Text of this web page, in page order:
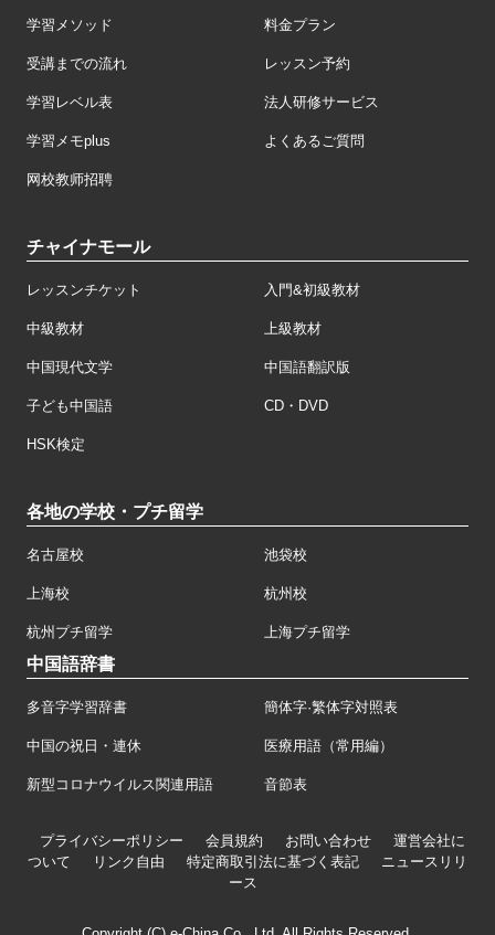
学習メソッド 料金プラン
受講までの流れ レッスン予約
学習レベル表 法人研修サービス
学習メモplus よくあるご質問
网校教师招聘
チャイナモール
レッスンチケット 入門&初級教材
中級教材 上級教材
中国現代文学 中国語翻訳版
子ども中国語 CD・DVD
HSK検定
各地の学校・プチ留学
名古屋校 池袋校
上海校 杭州校
杭州プチ留学 上海プチ留学
中国語辞書
多音字学習辞書 簡体字·繁体字対照表
中国の祝日・連休 医療用語（常用編）
新型コロナウイルス関連用語 音節表
プライバシーポリシー 会員規約 お問い合わせ
運営会社に
ついて
リンク自由 特定商取引法に基づく表記
ニュースリリ
ース